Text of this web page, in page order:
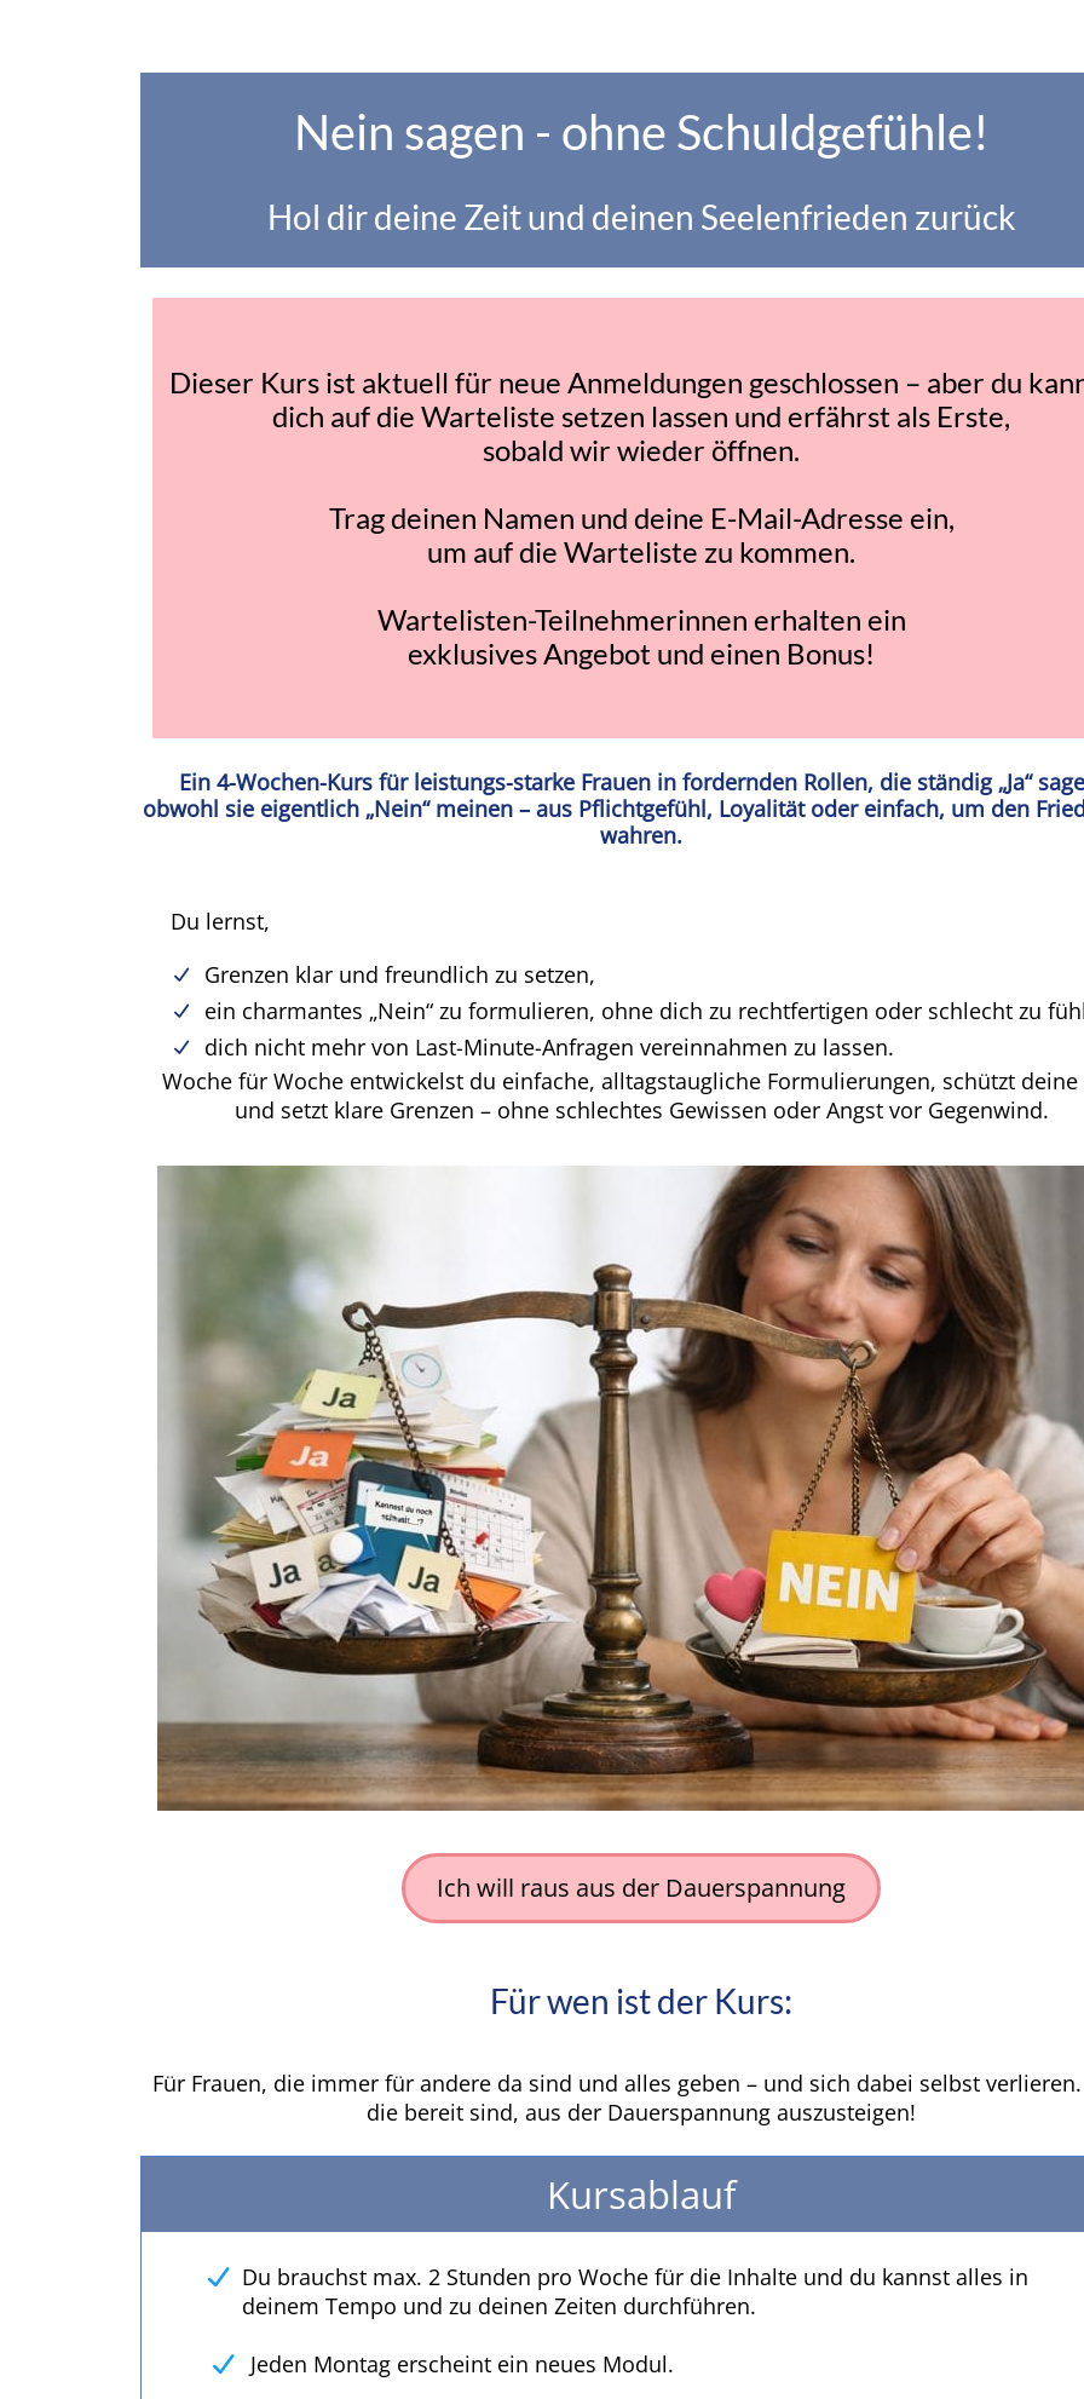
Nein sagen - ohne Schuldgefühle!
Hol dir deine Zeit und deinen Seelenfrieden zurück
Dieser Kurs ist aktuell für neue Anmeldungen geschlossen – aber du
dich auf die Warteliste setzen lassen und erfährst als Erste,
sobald wir wieder öffnen.
Trag deinen Namen und deine E-Mail-Adresse ein,
um auf die Warteliste zu kommen.
Wartelisten-Teilnehmerinnen erhalten ein
exklusives Angebot und einen Bonus!
Ein 4-Wochen-Kurs für leistungs-starke Frauen in fordernden Rollen, die ständig „Ja“
obwohl sie eigentlich „Nein“ meinen – aus Pflichtgefühl, Loyalität oder einfach, um den
wahren.
Du lernst,
Grenzen klar und freundlich zu setzen,
ein charmantes „Nein“ zu formulieren, ohne dich zu rechtfertigen oder schlecht zu
dich nicht mehr von Last-Minute-Anfragen vereinnahmen zu lassen.
Woche für Woche entwickelst du einfache, alltagstaugliche Formulierungen, schützt deine
und setzt klare Grenzen – ohne schlechtes Gewissen oder Angst vor Gegenwind.
Ich will raus aus der Dauerspannung
Für wen ist der Kurs:
Für Frauen, die immer für andere da sind und alles geben – und sich dabei selbst
die bereit sind, aus der Dauerspannung auszusteigen!
Kursablauf
Du brauchst max. 2 Stunden pro Woche für die Inhalte und du kannst alles in
deinem Tempo und zu deinen Zeiten durchführen.
Jeden Montag erscheint ein neues Modul.